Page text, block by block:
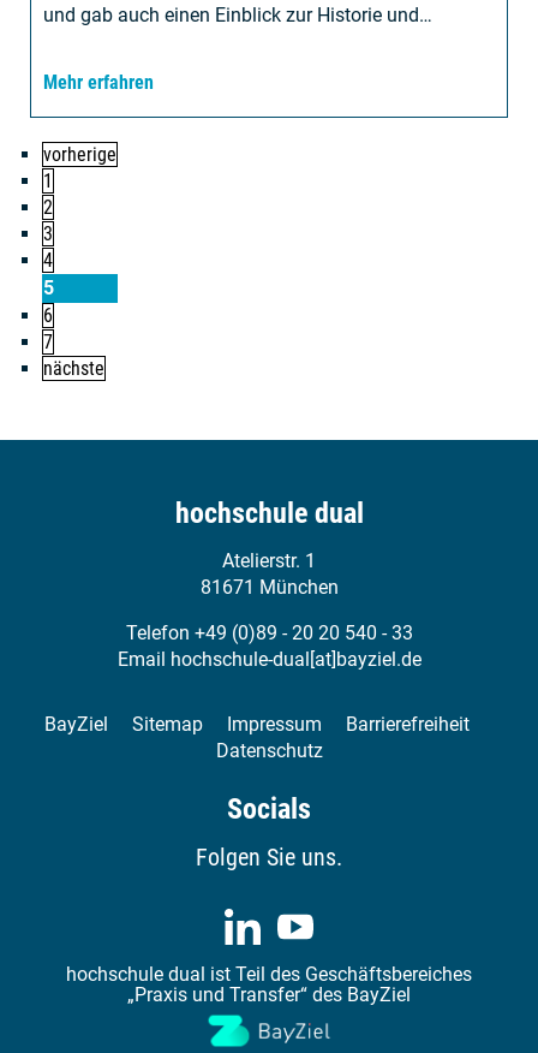
und gab auch einen Einblick zur Historie und…
Mehr erfahren
vorherige
1
2
3
4
5
6
7
nächste
hochschule dual
Atelierstr. 1
81671 München
Telefon +49 (0)89 - 20 20 540 - 33
Email hochschule-dual[at]bayziel.de
BayZiel Sitemap Impressum
Barrierefreiheit
Datenschutz
Socials
Folgen Sie uns.
hochschule dual ist Teil des Geschäftsbereiches
„Praxis und Transfer“ des BayZiel